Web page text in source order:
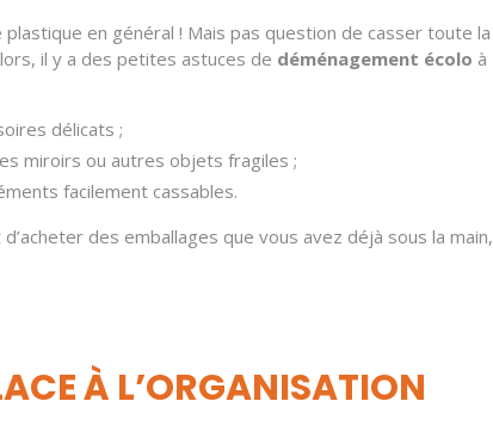
en général ! Mais pas question de casser toute la
il y a des petites astuces de déménagement écolo à
délicats ;
miroirs ou autres objets fragiles ;
facilement cassables.
des emballages que vous avez déjà sous la main,
À L’ORGANISATION